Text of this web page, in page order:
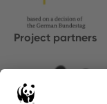
Project partners